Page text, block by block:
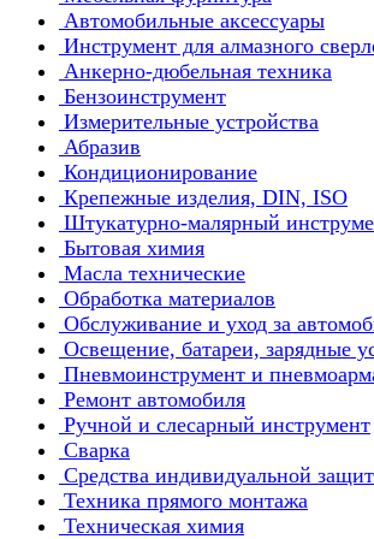
Автомобильные аксессуары
Инструмент для алмазного
Анкерно-дюбельная техника
Бензоинструмент
Измерительные устройства
Абразив
Кондиционирование
Крепежные изделия, DIN, ISO
Штукатурно-малярный
Бытовая химия
Масла технические
Обработка материалов
Обслуживание и уход за
Освещение, батареи, зарядные
Пневмоинструмент и
Ремонт автомобиля
Ручной и слесарный инструмент
Сварка
Средства индивидуальной
Техника прямого монтажа
Техническая химия